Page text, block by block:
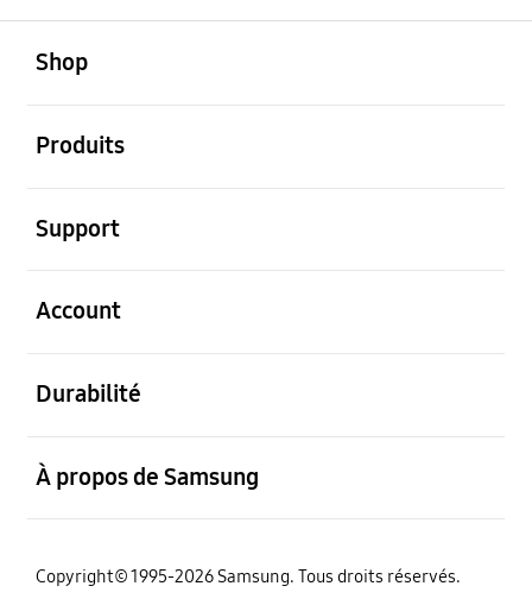
Shop
Produits
Support
Account
Durabilité
À propos de Samsung
Copyright© 1995-2026 Samsung. Tous droits réservés.